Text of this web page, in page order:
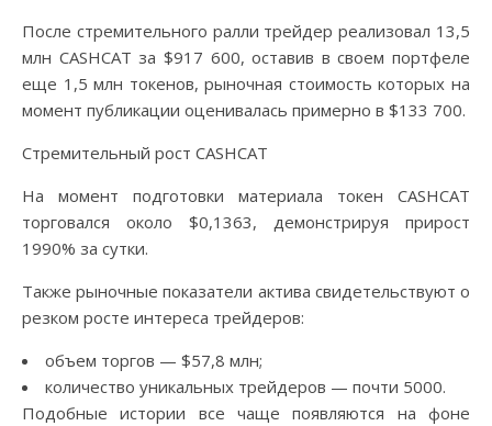
После стремительного ралли трейдер реализовал 13,5
млн CASHCAT за $917 600, оставив в своем портфеле
еще 1,5 млн токенов, рыночная стоимость которых на
момент публикации оценивалась примерно в $133 700.
Стремительный рост CASHCAT
На момент подготовки материала токен CASHCAT
торговался около $0,1363, демонстрируя прирост
1990% за сутки.
Также рыночные показатели актива свидетельствуют о
резком росте интереса трейдеров:
объем торгов — $57,8 млн;
количество уникальных трейдеров — почти 5000.
Подобные истории все чаще появляются на фоне